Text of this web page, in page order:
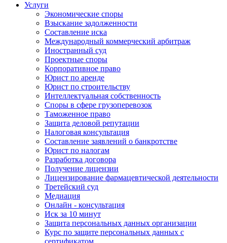
Услуги
Экономические споры
Взыскание задолженности
Составление иска
Международный коммерческий арбитраж
Иностранный суд
Проектные споры
Корпоративное право
Юрист по аренде
Юрист по строительству
Интеллектуальная собственность
Споры в сфере грузоперевозок
Таможенное право
Защита деловой репутации
Налоговая консультация
Составление заявлений о банкротстве
Юрист по налогам
Разработка договора
Получение лицензии
Лицензирование фармацевтической деятельности
Третейский суд
Медиация
Онлайн - консультация
Иск за 10 минут
Защита персональных данных организации
Курс по защите персональных данных с
сертификатом